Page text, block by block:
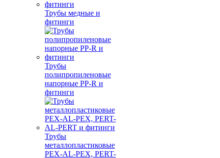
Трубы медные и
фитинги
Трубы
полипропиленовые
напорные PP-R и
фитинги
Трубы
металлопластиковые
PEX-AL-PEX, PERT-